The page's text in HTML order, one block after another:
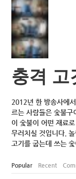
충격 고
2012년 한 방송사에
르는 사람들은 숯불구
이 숯불이 어떤 재료
무러치실 것입니다.
고기를 굽는데 쓰는
Popular Recent